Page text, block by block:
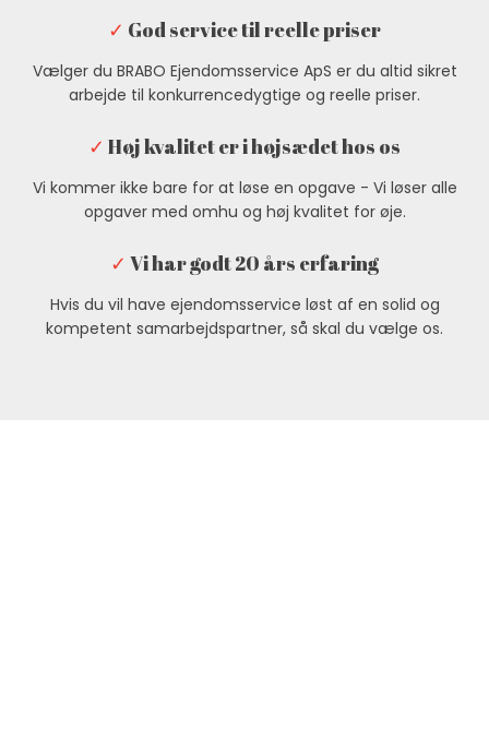
✓ God service til reelle priser
Vælger du BRABO Ejendomsservice ApS er du altid sikret
arbejde til konkurrencedygtige og reelle priser.
✓ Høj kvalitet er i højsædet hos os
Vi kommer ikke bare for at løse en opgave - Vi løser alle
opgaver med omhu og høj kvalitet for øje.
✓ Vi har godt 20 års erfaring
Hvis du vil have ejendomsservice løst af en solid og
kompetent samarbejdspartner, så skal du vælge os.